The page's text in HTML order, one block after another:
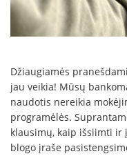
Džiaugiamės
jau veikia! Mūsų
naudotis nereikia
programėlės.
klausimų, kaip išsiimti ir
blogo įraše